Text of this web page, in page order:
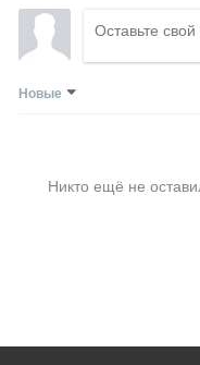
Новые
Никто ещё не